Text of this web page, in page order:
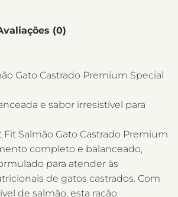
(0)
Gato Castrado Premium Special
e sabor irresistível para
Fit Salmão Gato Castrado Premium
completo e balanceado,
para atender às
de gatos castrados. Com
de salmão, esta ração